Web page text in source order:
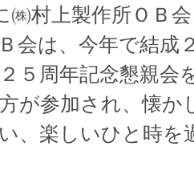
㈱村上製作所ＯＢ
会は、今年で結成
５周年記念懇親会
が参加され、懐か
、楽しいひと時